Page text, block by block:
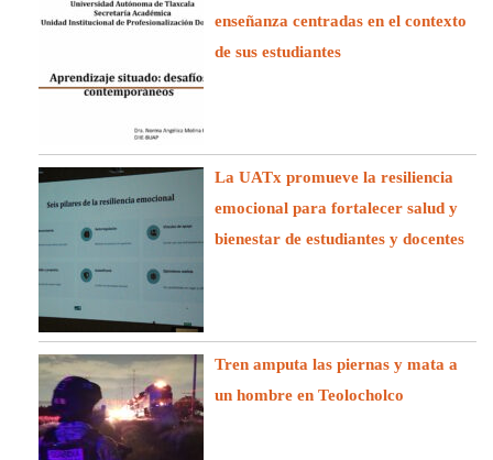
enseñanza centradas en el contexto
de sus estudiantes
La UATx promueve la resiliencia
emocional para fortalecer salud y
bienestar de estudiantes y docentes
Tren amputa las piernas y mata a
un hombre en Teolocholco